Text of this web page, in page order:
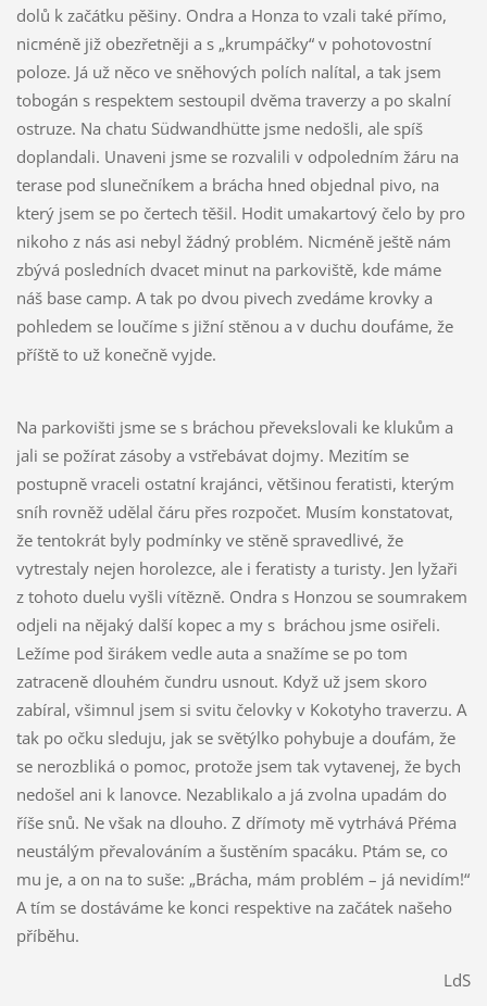
dolů k začátku pěšiny. Ondra a Honza to vzali také přímo,
nicméně již obezřetněji a s „krumpáčky“ v pohotovostní
poloze. Já už něco ve sněhových polích nalítal, a tak jsem
tobogán s respektem sestoupil dvěma traverzy a po skalní
ostruze. Na chatu Südwandhütte jsme nedošli, ale spíš
doplandali. Unaveni jsme se rozvalili v odpoledním žáru na
terase pod slunečníkem a brácha hned objednal pivo, na
který jsem se po čertech těšil. Hodit umakartový čelo by pro
nikoho z nás asi nebyl žádný problém. Nicméně ještě nám
zbývá posledních dvacet minut na parkoviště, kde máme
náš base camp. A tak po dvou pivech zvedáme krovky a
pohledem se loučíme s jižní stěnou a v duchu doufáme, že
příště to už konečně vyjde.
Na parkovišti jsme se s bráchou převekslovali ke klukům a
jali se požírat zásoby a vstřebávat dojmy. Mezitím se
postupně vraceli ostatní krajánci, většinou feratisti, kterým
sníh rovněž udělal čáru přes rozpočet. Musím konstatovat,
že tentokrát byly podmínky ve stěně spravedlivé, že
vytrestaly nejen horolezce, ale i feratisty a turisty. Jen lyžaři
z tohoto duelu vyšli vítězně. Ondra s Honzou se soumrakem
odjeli na nějaký další kopec a my s bráchou jsme osiřeli.
Ležíme pod širákem vedle auta a snažíme se po tom
zatraceně dlouhém čundru usnout. Když už jsem skoro
zabíral, všimnul jsem si svitu čelovky v Kokotyho traverzu. A
tak po očku sleduju, jak se světýlko pohybuje a doufám, že
se nerozbliká o pomoc, protože jsem tak vytavenej, že bych
nedošel ani k lanovce. Nezablikalo a já zvolna upadám do
říše snů. Ne však na dlouho. Z dřímoty mě vytrhává Přéma
neustálým převalováním a šustěním spacáku. Ptám se, co
mu je, a on na to suše: „Brácha, mám problém – já nevidím!“
A tím se dostáváme ke konci respektive na začátek našeho
příběhu.
LdS